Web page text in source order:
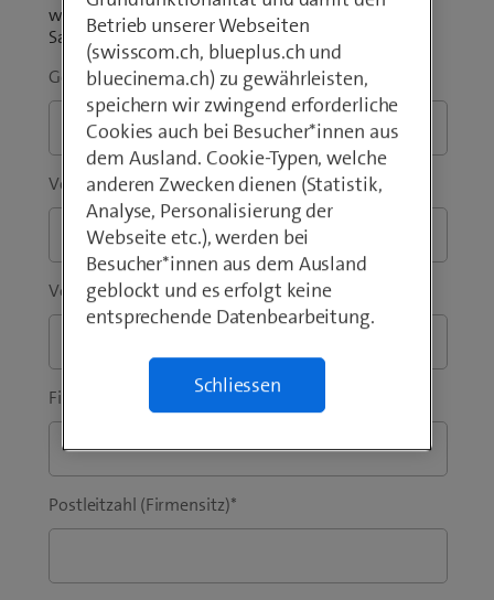
wie viel das Angebot für Ihr Unternehmen kostet?
Sagen Sie uns, was Sie bewegt.
Geschäftliche E-Mail-Adresse*
Vorwahl* Telefon*
Vorname* Nachname
Firma / Institution
Postleitzahl (Firmensitz)*
Betrieb unserer Webseiten
(swisscom.ch, blueplus.ch und
bluecinema.ch) zu gewährleisten,
speichern wir zwingend erforderliche
Cookies auch bei Besucher*innen aus
dem Ausland. Cookie-Typen, welche
anderen Zwecken dienen (Statistik,
Analyse, Personalisierung der
Webseite etc.), werden bei
Besucher*innen aus dem Ausland
geblockt und es erfolgt keine
entsprechende Datenbearbeitung.
Schliessen